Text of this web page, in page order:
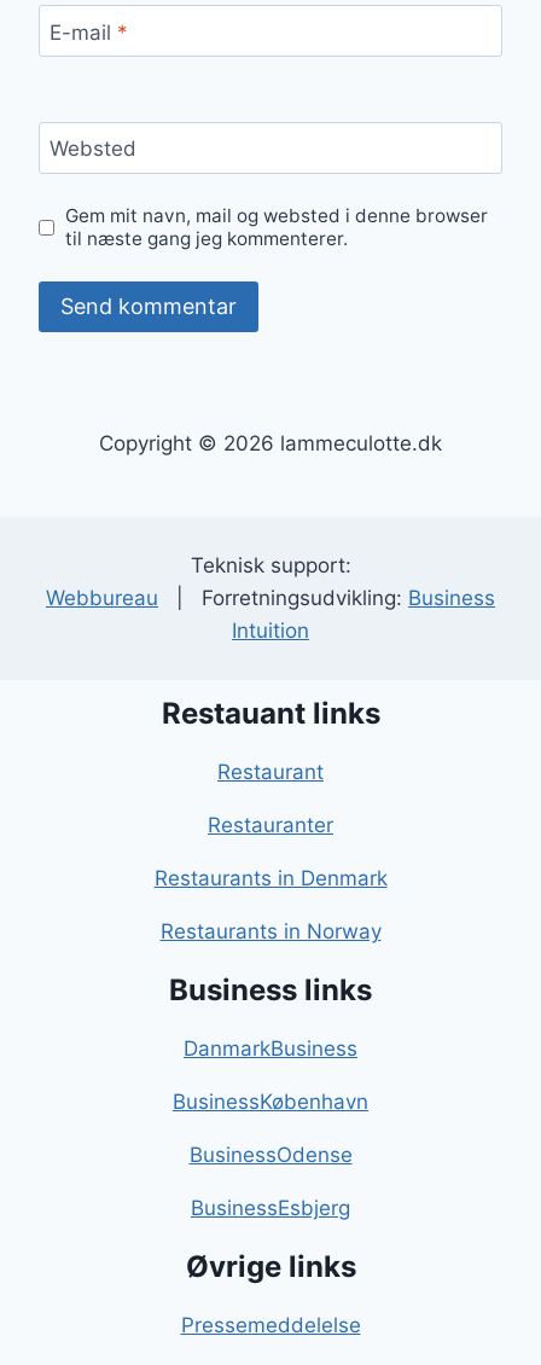
E-mail *
Websted
Gem mit navn, mail og websted i denne browser
til næste gang jeg kommenterer.
Copyright © 2026 lammeculotte.dk
Teknisk support:
Webbureau | Forretningsudvikling: Business
Intuition
Restauant links
Restaurant
Restauranter
Restaurants in Denmark
Restaurants in Norway
Business links
DanmarkBusiness
BusinessKøbenhavn
BusinessOdense
BusinessEsbjerg
Øvrige links
Pressemeddelelse